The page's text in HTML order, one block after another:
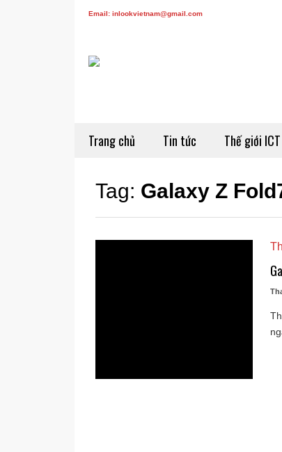
Email: inlookvietnam@gmail.com
Trang chủ Tin tức Thế giới ICT
Tag: Galaxy Z